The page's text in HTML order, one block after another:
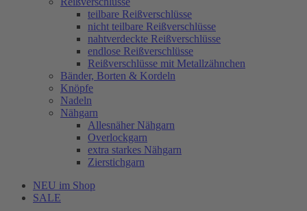
teilbare Reißverschlüsse
nicht teilbare Reißverschlüsse
nahtverdeckte Reißverschlüsse
endlose Reißverschlüsse
Reißverschlüsse mit Metallzähnchen
Bänder, Borten & Kordeln
Knöpfe
Nadeln
Nähgarn
Allesnäher Nähgarn
Overlockgarn
extra starkes Nähgarn
Zierstichgarn
NEU im Shop
SALE